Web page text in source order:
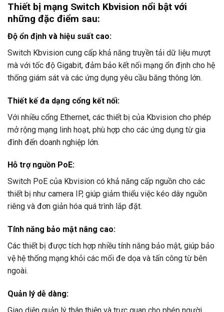
Thiết bị mạng Switch Kbvision nổi bật với
những đặc điểm sau:
Độ ổn định và hiệu suất cao:
Switch Kbvision cung cấp khả năng truyền tải dữ liệu mượt
mà với tốc độ Gigabit, đảm bảo kết nối mạng ổn định cho hệ
thống giám sát và các ứng dụng yêu cầu băng thông lớn.
Thiết kế đa dạng cổng kết nối:
Với nhiều cổng Ethernet, các thiết bị của Kbvision cho phép
mở rộng mạng linh hoạt, phù hợp cho các ứng dụng từ gia
đình đến doanh nghiệp lớn.
Hỗ trợ nguồn PoE:
Switch PoE của Kbvision có khả năng cấp nguồn cho các
thiết bị như camera IP, giúp giảm thiểu việc kéo dây nguồn
riêng và đơn giản hóa quá trình lắp đặt.
Tính năng bảo mật nâng cao:
Các thiết bị được tích hợp nhiều tính năng bảo mật, giúp bảo
vệ hệ thống mạng khỏi các mối đe dọa và tấn công từ bên
ngoài.
Quản lý dễ dàng: